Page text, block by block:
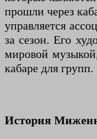
прошли через
управляется
за сезон. Его
мировой
кабаре для групп.
История